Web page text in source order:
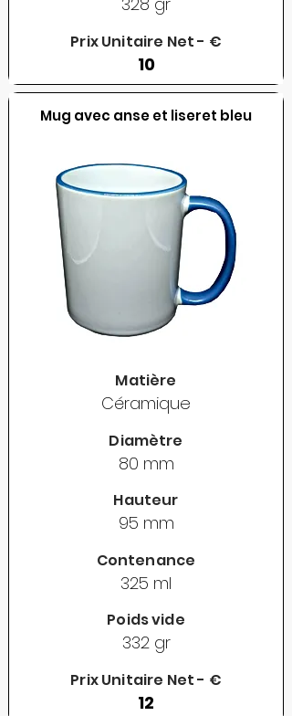
Prix Unitaire Net - €
10
Mug avec anse et liseret bleu
Matière
Céramique
Diamètre
80 mm
Hauteur
95 mm
Contenance
325 ml
Poids vide
332 gr
Prix Unitaire Net - €
12